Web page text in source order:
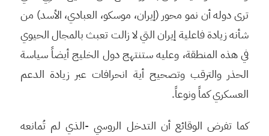
ترى دوله أن نمو محور (إيران، موسكو، العبادي، الأسد) من
شأنه زيادة فاعلية إيران التي لا زالت تعبث بالمجال الحيوي
في هذه المنطقة، وعليه ستنتهج دول الخليج أيضاً سياسة
الحذر والترقب وتصحيح أية انحرافات عبر زيادة الدعم
العسكري كماً ونوعاً.
كما تفرض الوقائع أن التدخل الروسي -الذي لم تُمانعه